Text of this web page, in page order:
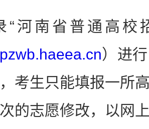
南省普通高校
）进
考生只能填报一所
的志愿修改，以网